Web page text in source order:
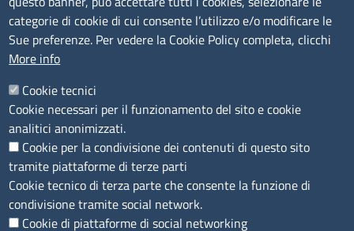
Bandi e concorsi
Segnalazioni Whistleblowing
Accessibilità
IBAN e pagamenti informatici
Informative privacy e cookie
Verifiche PA
Attuazione misure PNRR
Modulistica
SEGUICI SU
categorie di cookie di cui consente l’utilizzo e/o modificare le
Sue preferenze. Per vedere la Cookie Policy completa, clicchi
More info
Cookie tecnici
Cookie necessari per il funzionamento del sito e cookie
analitici anonimizzati.
Cookie per la condivisione dei contenuti di questo sito
tramite piattaforme di terze parti
Cookie tecnico di terza parte che consente la funzione di
condivisione tramite social network.
Cookie di piattaforme di social networking